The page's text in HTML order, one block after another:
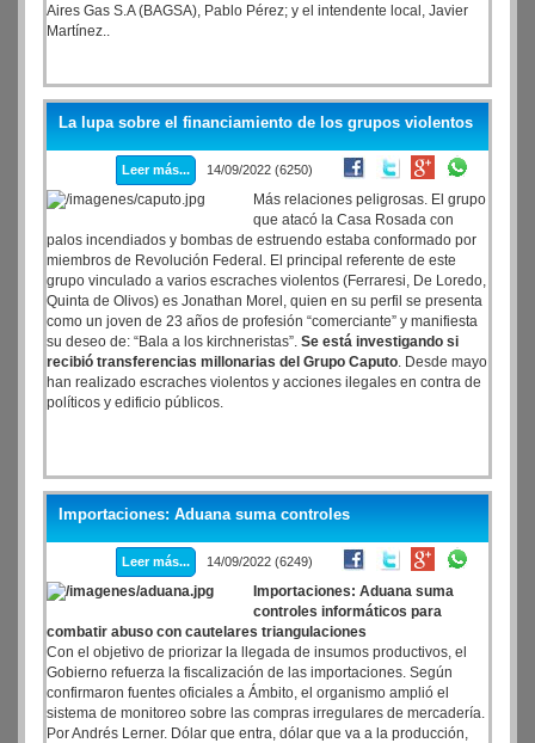
Aires Gas S.A (BAGSA), Pablo Pérez; y el intendente local, Javier
Martínez..
La lupa sobre el financiamiento de los grupos violentos
Leer más... 14/09/2022 (6250)
Más relaciones peligrosas. El grupo
que atacó la Casa Rosada con
palos incendiados y bombas de estruendo estaba conformado por
miembros de Revolución Federal. El principal referente de este
grupo vinculado a varios escraches violentos (Ferraresi, De Loredo,
Quinta de Olivos) es Jonathan Morel, quien en su perfil se presenta
como un joven de 23 años de profesión “comerciante” y manifiesta
su deseo de: “Bala a los kirchneristas”. Se está investigando si
recibió transferencias millonarias del Grupo Caputo. Desde mayo
han realizado escraches violentos y acciones ilegales en contra de
políticos y edificio públicos.
Importaciones: Aduana suma controles
Leer más... 14/09/2022 (6249)
Importaciones: Aduana suma
controles informáticos para
combatir abuso con cautelares triangulaciones
Con el objetivo de priorizar la llegada de insumos productivos, el
Gobierno refuerza la fiscalización de las importaciones. Según
confirmaron fuentes oficiales a Ámbito, el organismo amplió el
sistema de monitoreo sobre las compras irregulares de mercadería.
Por Andrés Lerner. Dólar que entra, dólar que va a la producción,